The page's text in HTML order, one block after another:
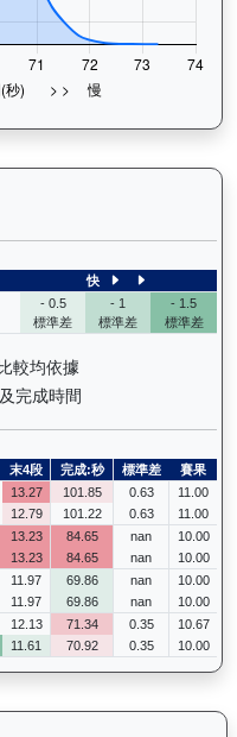
（L009）— 速勢末腳加速能
快
- 0.5
標準差
- 1
標準差
- 1.5
標準差
較均依據
完成時間
末4段 完成:秒 標準差 賽果
13.27 101.85 0.63
11.00
12.79 101.22 0.63 11.00
13.23 84.65 nan
10.00
13.23 84.65 nan 10.00
11.97 69.86 nan
10.00
11.97 69.86 nan 10.00
12.13 71.34 0.35
10.67
11.61 70.92 0.35 10.00